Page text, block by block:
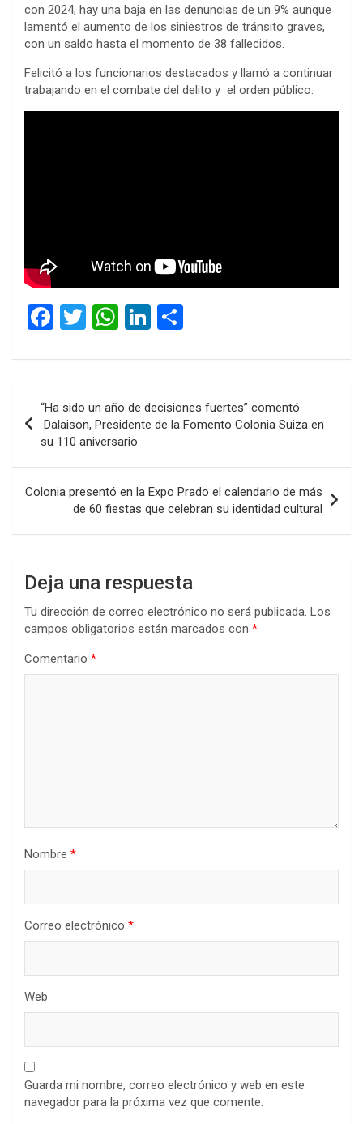
con 2024, hay una baja en las denuncias de un 9% aunque
lamentó el aumento de los siniestros de tránsito graves,
con un saldo hasta el momento de 38 fallecidos.
Felicitó a los funcionarios destacados y llamó a continuar
trabajando en el combate del delito y el orden público.
F
ce
o
o
k
T
tt
W
at
A
p
p
Li
ke
dI
n
m
ar
de
entradas
“Ha sido un año de decisiones fuertes” comentó
Dalaison, Presidente de la Fomento Colonia Suiza en
su 110 aniversario
Colonia presentó en la Expo Prado el calendario de más
de 60 fiestas que celebran su identidad cultural
Deja una respuesta
Tu dirección de correo electrónico no será publicada. Los
campos obligatorios están marcados con *
Comentario *
Nombre *
Correo electrónico *
Web
Guarda mi nombre, correo electrónico y web en este
navegador para la próxima vez que comente.